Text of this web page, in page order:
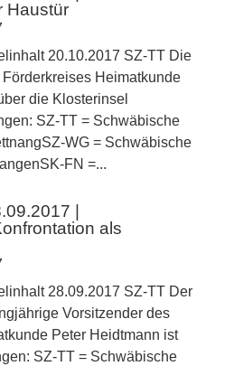
Haustür
20.10.2017 SZ-TT Die
Heimatkunde
die Klosterinsel
SZ-TT = Schwäbische
WG = Schwäbische
FN =...
|
als
28.09.2017 SZ-TT Der
Vorsitzender des
Peter Heidtmann ist
SZ-TT = Schwäbische